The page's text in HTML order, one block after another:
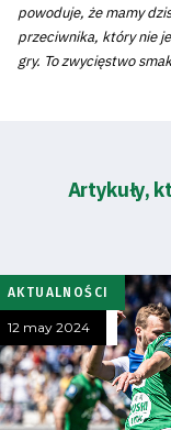
powoduje, że mamy
przeciwnika, który nie
gry. To zwycięstwo
Artykuły,
AKTUALNOŚCI
12 may 2024